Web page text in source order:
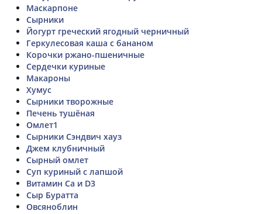
Маскарпоне
Сырники
Йогурт греческий ягодный черничный
Геркулесовая каша с бананом
Корочки ржано-пшеничные
Сердечки куриные
Макароны
Хумус
Сырники творожные
Печень тушёная
Омлет1
Сырники Сэндвич хауз
Джем клубничный
Сырный омлет
Суп куриный с лапшой
Витамин Ca и D3
Сыр Буратта
Овсяноблин